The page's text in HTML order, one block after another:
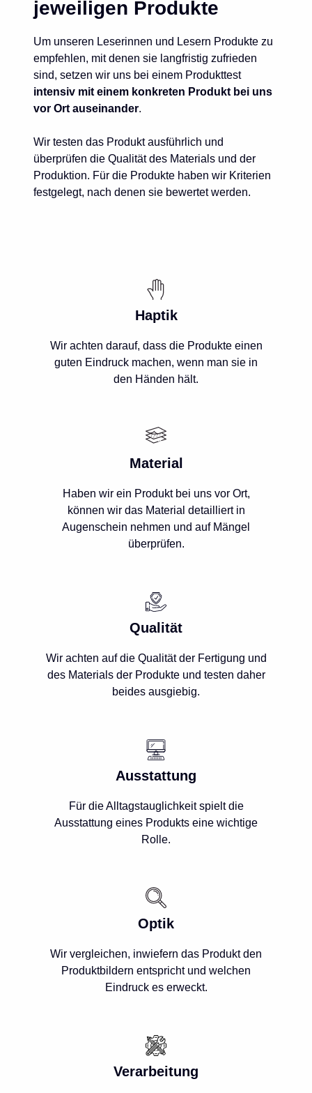
jeweiligen Produkte
Um unseren Leserinnen und Lesern Produkte zu
empfehlen, mit denen sie langfristig zufrieden
sind, setzen wir uns bei einem Produkttest
intensiv mit einem konkreten Produkt bei uns
vor Ort auseinander.
Wir testen das Produkt ausführlich und
überprüfen die Qualität des Materials und der
Produktion. Für die Produkte haben wir Kriterien
festgelegt, nach denen sie bewertet werden.
Haptik
Wir achten darauf, dass die Produkte einen
guten Eindruck machen, wenn man sie in
den Händen hält.
Material
Haben wir ein Produkt bei uns vor Ort,
können wir das Material detailliert in
Augenschein nehmen und auf Mängel
überprüfen.
Qualität
Wir achten auf die Qualität der Fertigung und
des Materials der Produkte und testen daher
beides ausgiebig.
Ausstattung
Für die Alltagstauglichkeit spielt die
Ausstattung eines Produkts eine wichtige
Rolle.
Optik
Wir vergleichen, inwiefern das Produkt den
Produktbildern entspricht und welchen
Eindruck es erweckt.
Verarbeitung